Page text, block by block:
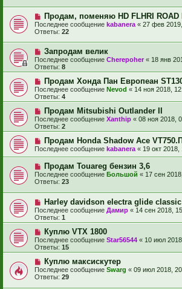
Продам, поменяю HD FLHRI ROAD
Последнее сообщение kabanera « 27 фев
Ответы: 22
Запродам велик
Последнее сообщение Cherepoher« 18 янв
Ответы: 8
Продам Хонда Пан Европеан
Последнее сообщение Nevod « 14 ноя 2018,
Ответы: 4
Продам Mitsubishi Outlander II
Последнее сообщение Xanthip « 08 ноя 2018,
Ответы: 2
Продам Honda Shadow Ace
Последнее сообщение kabanera « 19 окт 2018,
Продам Touareg бензин 3,6
Последнее сообщение Большой « 17 сен
Ответы: 23
Harley davidson electra glide
Последнее сообщение Дамир « 14 сен 2018,
Ответы: 1
Куплю VTX 1800
Последнее сообщение Star56544 « 10 июл
Ответы: 15
Куплю максискутер
Последнее сообщение Swarg « 09 июл 2018,
Ответы: 29